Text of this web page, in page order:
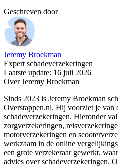
Geschreven door
Jeremy Broekman
Expert schadeverzekeringen
Laatste update: 16 juli 2026
Over Jeremy Broekman
Sinds 2023 is Jeremy Broekman
Overstappen.nl. Hij voorziet je van
schadeverzekeringen. Hieronder
zorgverzekeringen,
motorverzekeringen en
werkzaam in de online
een grote verzekeraar gewerkt,
advies over schadeverzekeringen.